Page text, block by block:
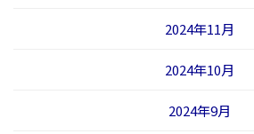
2024年11月
2024年10月
2024年9月